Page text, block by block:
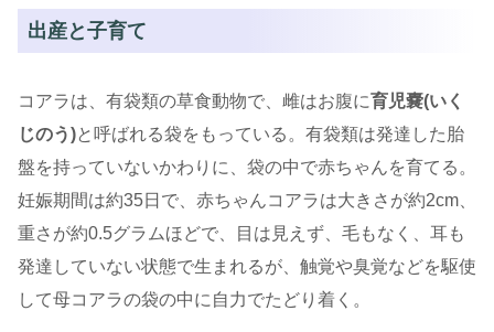
出産と子育て
コアラは、有袋類の草食動物で、雌はお腹に育児嚢(いく
じのう)と呼ばれる袋をもっている。有袋類は発達した胎
盤を持っていないかわりに、袋の中で赤ちゃんを育てる。
妊娠期間は約35日で、赤ちゃんコアラは大きさが約2cm、
重さが約0.5グラムほどで、目は見えず、毛もなく、耳も
発達していない状態で生まれるが、触覚や臭覚などを駆使
して母コアラの袋の中に自力でたどり着く。